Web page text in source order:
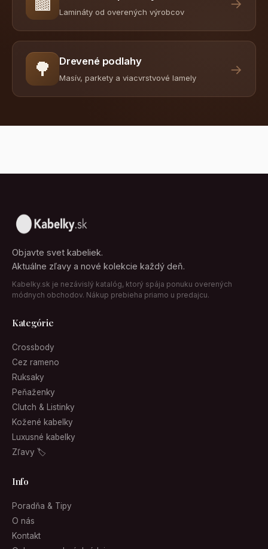
Lamináty od overených výrobcov
🌳 Drevené podlahy
Masív, parkety a viacvrstvové lamely
→
Objavte svet kabeliek.
Aktuálne zľavy a nové kolekcie každý deň.
Kabelky.sk je nezávislý katalóg, ktorý spája ponuku overených
módnych obchodov. Nákup prebieha priamo u predajcu.
Kategórie
Crossbody
Cez rameno
Ruksaky
Peňaženky
Clutch & Listinky
Kožené kabelky
Luxusné kabelky
Zľavy 🏷
Info
Poradňa & Tipy
O nás
Kontakt